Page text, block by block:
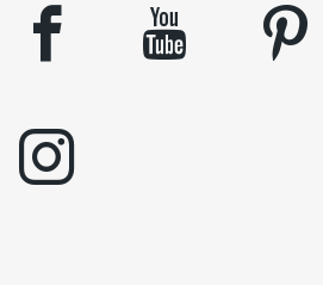
facebook youtube pinterest
instagram